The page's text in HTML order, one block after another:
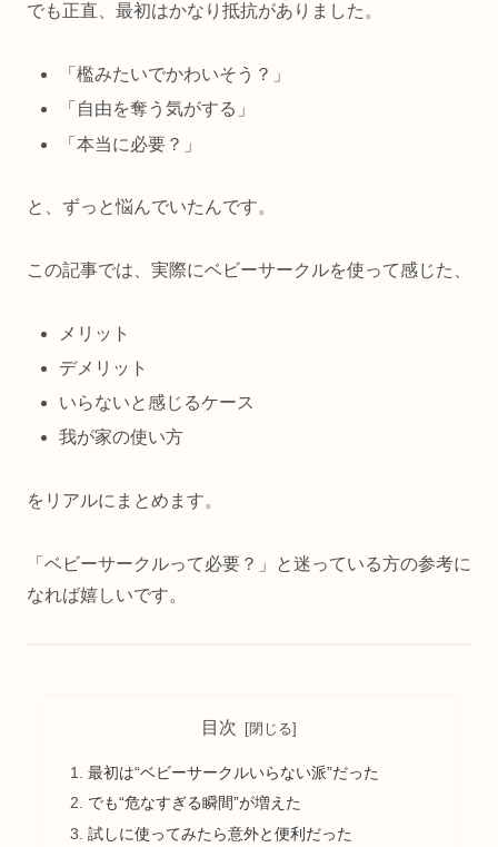
でも正直、最初はかなり抵抗がありました。
「檻みたいでかわいそう？」
「自由を奪う気がする」
「本当に必要？」
と、ずっと悩んでいたんです。
この記事では、実際にベビーサークルを使って感じた、
メリット
デメリット
いらないと感じるケース
我が家の使い方
をリアルにまとめます。
「ベビーサークルって必要？」と迷っている方の参考に
なれば嬉しいです。
目次
最初は“ベビーサークルいらない派”だった
でも“危なすぎる瞬間”が増えた
試しに使ってみたら意外と便利だった